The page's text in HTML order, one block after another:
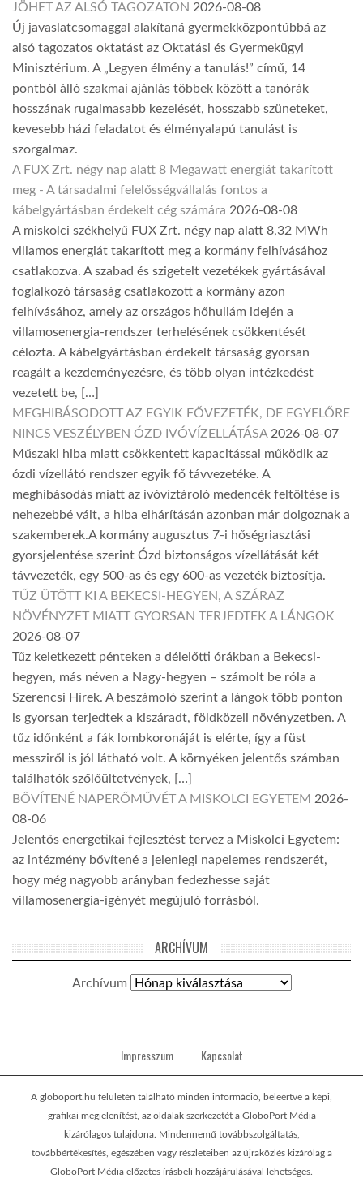
JÖHET AZ ALSÓ TAGOZATON 2026-08-08
Új javaslatcsomaggal alakítaná gyermekközpontúbbá az
alsó tagozatos oktatást az Oktatási és Gyermekügyi
Minisztérium. A „Legyen élmény a tanulás!” című, 14
pontból álló szakmai ajánlás többek között a tanórák
hosszának rugalmasabb kezelését, hosszabb szüneteket,
kevesebb házi feladatot és élményalapú tanulást is
szorgalmaz.
A FUX Zrt. négy nap alatt 8 Megawatt energiát takarított
meg - A társadalmi felelősségvállalás fontos a
kábelgyártásban érdekelt cég számára 2026-08-08
A miskolci székhelyű FUX Zrt. négy nap alatt 8,32 MWh
villamos energiát takarított meg a kormány felhívásához
csatlakozva. A szabad és szigetelt vezetékek gyártásával
foglalkozó társaság csatlakozott a kormány azon
felhívásához, amely az országos hőhullám idején a
villamosenergia-rendszer terhelésének csökkentését
célozta. A kábelgyártásban érdekelt társaság gyorsan
reagált a kezdeményezésre, és több olyan intézkedést
vezetett be, […]
MEGHIBÁSODOTT AZ EGYIK FŐVEZETÉK, DE EGYELŐRE
NINCS VESZÉLYBEN ÓZD IVÓVÍZELLÁTÁSA 2026-08-07
Műszaki hiba miatt csökkentett kapacitással működik az
ózdi vízellátó rendszer egyik fő távvezetéke. A
meghibásodás miatt az ivóvíztároló medencék feltöltése is
nehezebbé vált, a hiba elhárításán azonban már dolgoznak a
szakemberek.A kormány augusztus 7-i hőségriasztási
gyorsjelentése szerint Ózd biztonságos vízellátását két
távvezeték, egy 500-as és egy 600-as vezeték biztosítja.
TŰZ ÜTÖTT KI A BEKECSI-HEGYEN, A SZÁRAZ
NÖVÉNYZET MIATT GYORSAN TERJEDTEK A LÁNGOK
2026-08-07
Tűz keletkezett pénteken a délelőtti órákban a Bekecsi-
hegyen, más néven a Nagy-hegyen – számolt be róla a
Szerencsi Hírek. A beszámoló szerint a lángok több ponton
is gyorsan terjedtek a kiszáradt, földközeli növényzetben. A
tűz időnként a fák lombkoronáját is elérte, így a füst
messziről is jól látható volt. A környéken jelentős számban
találhatók szőlőültetvények, […]
BŐVÍTENÉ NAPERŐMŰVÉT A MISKOLCI EGYETEM 2026-
08-06
Jelentős energetikai fejlesztést tervez a Miskolci Egyetem:
az intézmény bővítené a jelenlegi napelemes rendszerét,
hogy még nagyobb arányban fedezhesse saját
villamosenergia-igényét megújuló forrásból.
ARCHÍVUM
Archívum
Impresszum Kapcsolat
A globoport.hu felületén található minden információ, beleértve a képi,
grafikai megjelenítést, az oldalak szerkezetét a GloboPort Média
kizárólagos tulajdona. Mindennemű továbbszolgáltatás,
továbbértékesítés, egészében vagy részleteiben az újraközlés kizárólag a
GloboPort Média előzetes írásbeli hozzájárulásával lehetséges.